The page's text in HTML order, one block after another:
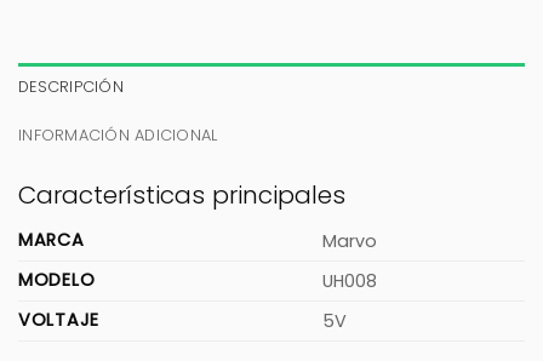
DESCRIPCIÓN
INFORMACIÓN ADICIONAL
Características principales
MARCA
Marvo
MODELO
UH008
VOLTAJE
5V